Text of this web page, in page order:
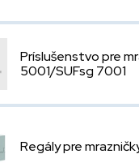
Príslušenstvo pre
5001/SUFsg 7001
Regály pre